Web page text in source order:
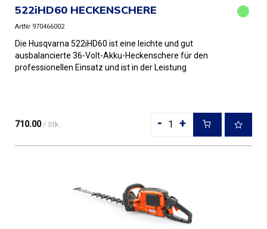
522iHD60 HECKENSCHERE
ArtNr 970466002
Die Husqvarna 522iHD60 ist eine leichte und gut
ausbalancierte 36-Volt-Akku-Heckenschere für den
professionellen Einsatz und ist in der Leistung
- +
710.00 / Stk.